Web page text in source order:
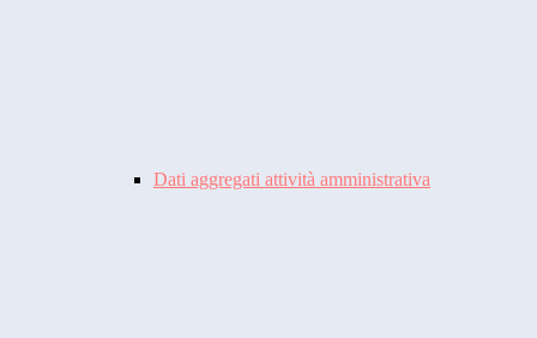
Dati aggregati attività amministrativa